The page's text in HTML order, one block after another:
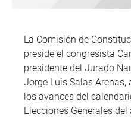
La Comisión de
preside el congresista
presidente del Jurado
Jorge Luis Salas
los avances del
Elecciones Generales del